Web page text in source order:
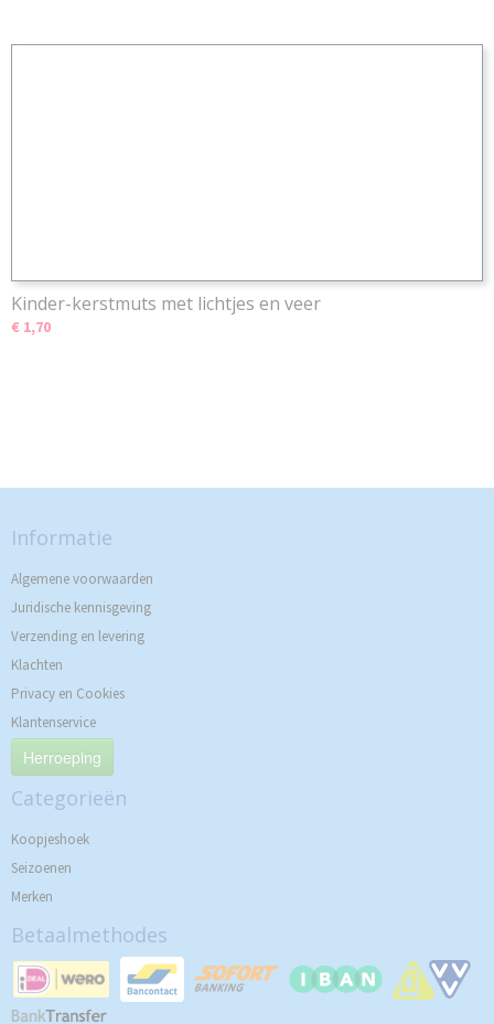
Kinder-kerstmuts met lichtjes en veer
€ 1,70
Informatie
Algemene voorwaarden
Juridische kennisgeving
Verzending en levering
Klachten
Privacy en Cookies
Klantenservice
Herroeping
Categorieën
Koopjeshoek
Seizoenen
Merken
Betaalmethodes